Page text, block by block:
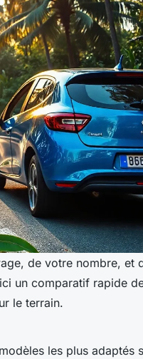
de votre nombre, et
un comparatif rapide
le terrain.
les plus adaptés